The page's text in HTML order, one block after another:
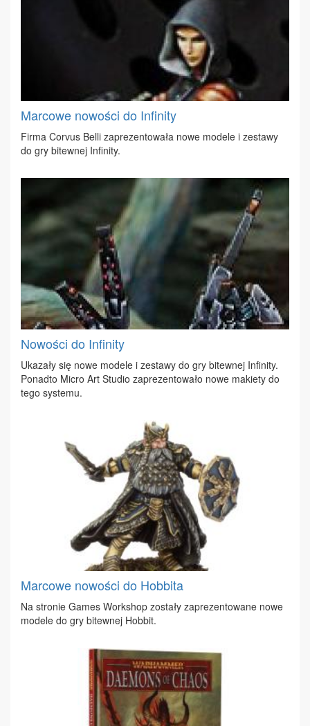
Marcowe nowości do Infinity
Fir­ma Co­rvus Bel­li za­pre­zen­to­wa­ła no­we mo­de­le i ze­sta­wy
do gry bi­tew­nej In­fi­ni­ty.
Nowości do Infinity
Uka­za­ły się no­we mo­de­le i ze­sta­wy do gry bi­tew­nej In­fi­ni­ty.
Po­nad­to Mi­cro Art Stu­dio za­pre­zen­to­wa­ło no­we ma­kie­ty do
te­go sys­te­mu.
Marcowe nowości do Hobbita
Na stro­nie Ga­mes Work­shop zo­sta­ły za­pre­zen­to­wa­ne no­we
mo­de­le do gry bi­tew­nej Hob­bit.